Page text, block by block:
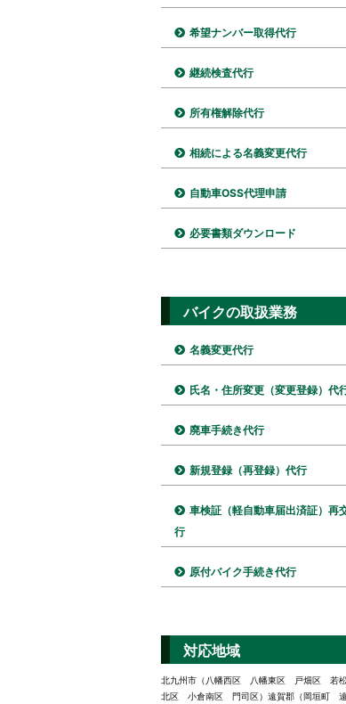
希望ナンバー取得代行
継続検査代行
所有権解除代行
相続による名義変更代行
自動車OSS代理申請
必要書類ダウンロード
バイクの取扱業務
名義変更代行
氏名・住所変更（変更登録）代
廃車手続き代行
新規登録（再登録）代行
車検証（軽自動車届出済証）再
行
原付バイク手続き代行
対応地域
北九州市（八幡西区 八幡東区 戸畑区 若
北区 小倉南区 門司区）遠賀郡（岡垣町